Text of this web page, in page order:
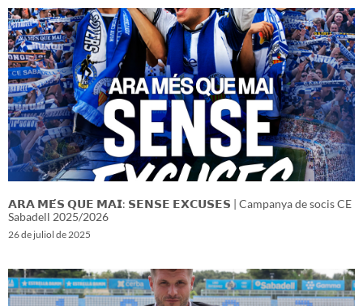
𝗔𝗥𝗔 𝗠𝗘́𝗦 𝗤𝗨𝗘 𝗠𝗔𝗜: 𝗦𝗘𝗡𝗦𝗘 𝗘𝗫𝗖𝗨𝗦𝗘𝗦 | Campanya de socis CE
Sabadell 2025/2026
26 de juliol de 2025